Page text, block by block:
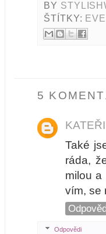
BY
ŠTÍTKY:
5
Také
ráda,
milou a
vím, se
Odpovědi